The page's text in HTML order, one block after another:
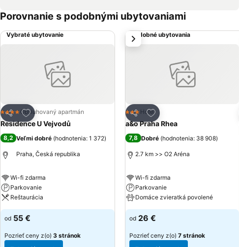
Porovnanie s podobnými ubytovaniami
Vybraté ubytovanie
Zdieľať
Pridať do obľúbených
4 Počet hviezdičiek
Obsluhovaný apartmán
Residence U Vejvodů
8,2 Veľmi dobré (hodnotenia: 1 372)
Praha, Česká republika
Wi-fi zdarma
Parkovanie
Reštaurácia
od 55 €
Pozrieť ceny z(o) 3 stránok
Podobné ubytovania
Zdieľať
Pridať do obľúbených
3 Počet hviezdičiek
Hotel
a&o Praha Rhea
7,8 Dobré (hodnotenia: 38 908)
2.7 km >> O2 Aréna
Wi-fi zdarma
Parkovanie
Domáce zvieratká povolené
od 26 €
Pozrieť ceny z(o) 7 stránok
next